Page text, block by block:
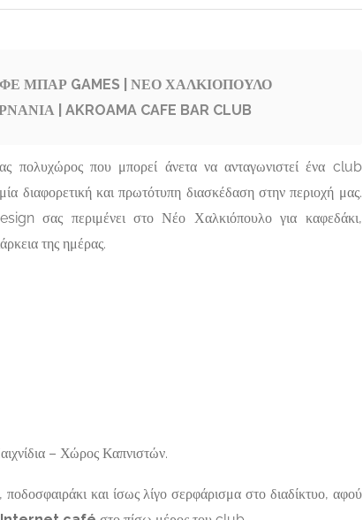
ΜΠΑΡ GAMES | ΝΕΟ ΧΑΛΚΙΟΠΟΥΛΟ
| AKROAMA CAFE BAR CLUB
πολυχώρος που μπορεί άνετα να ανταγωνιστεί ένα club
διαφορετική και πρωτότυπη διασκέδαση στην περιοχή μας.
σας περιμένει στο Νέο Χαλκιόπουλο για καφεδάκι,
της ημέρας.
– Χώρος Καπνιστών.
ποδοσφαιράκι και ίσως λίγο σερφάρισμα στο διαδίκτυο, αφού
| ΖΙΑΚΚΑΣ
490 82 Παξοί
Προσφορές,
Είδη Δώρων,
Εκκλησιαστικά
ΕΡΓΑΣΤΗΡΙΟ
ΑΓΙΟΓΡΑΦΙΑΣ
ΚΕΡΑΤΣΙΝΙ |